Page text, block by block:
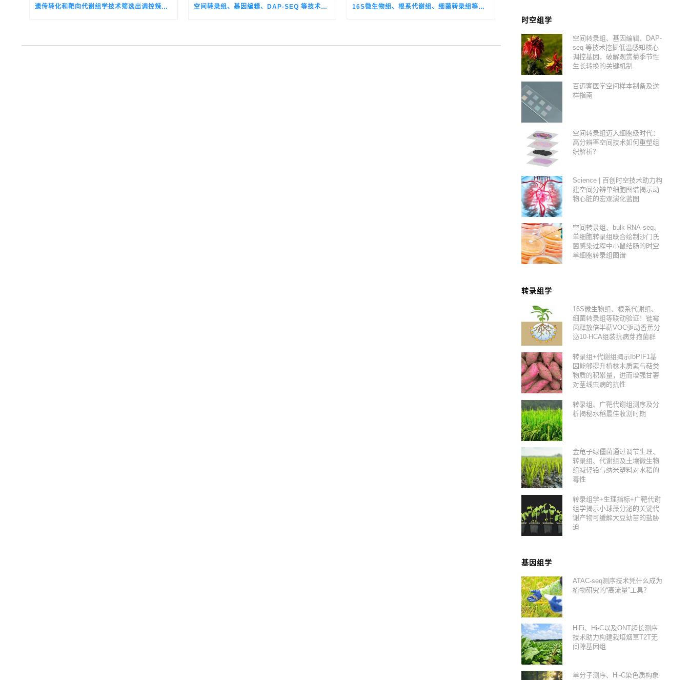
遗传转化和靶向代谢组学技术筛选出调控辣椒红素合成关键通路基因的候选转录因子CALSH10 空间转录组、基因编辑、DAP-SEQ 等技术挖掘低温感知核心调控基因，破解观赏菊季节性生长转换的关键机制 16S微生物组、根系代谢组、细菌转录组等联动验证！链霉菌释放倍半萜VOC驱动香蕉分泌10-HCA组装抗病芽孢菌群
时空组学
空间转录组、基因编辑、DAP-
seq 等技术挖掘低温感知核心
调控基因，破解观赏菊季节性
生长转换的关键机制
百迈客医学空间样本制备及送
样指南
空间转录组迈入细胞级时代：
高分辨率空间技术如何重塑组
织解析？
Science | 百创时空技术助力构
建空间分辨单细胞图谱揭示动
物心脏的宏观演化蓝图
空间转录组、bulk RNA-seq、
单细胞转录组联合绘制沙门氏
菌感染过程中小鼠结肠的时空
单细胞转录组图谱
转录组学
16S微生物组、根系代谢组、
细菌转录组等联动验证！链霉
菌释放倍半萜VOC驱动香蕉分
泌10-HCA组装抗病芽孢菌群
转录组+代谢组揭示IbPIF1基
因能够提升植株木质素与萜类
物质的积累量，进而增强甘薯
对茎线虫病的抗性
转录组、广靶代谢组测序及分
析揭秘水稻最佳收割时期
金龟子绿僵菌通过调节生理、
转录组、代谢组及土壤微生物
组减轻铅与纳米塑料对水稻的
毒性
转录组学+生理指标+广靶代谢
组学揭示小球藻分泌的关键代
谢产物可缓解大豆幼苗的盐胁
迫
基因组学
ATAC-seq测序技术凭什么成为
植物研究的“高流量”工具？
HiFi、Hi-C以及ONT超长测序
技术助力构建栽培烟草T2T无
间隙基因组
单分子测序、Hi-C染色质构象